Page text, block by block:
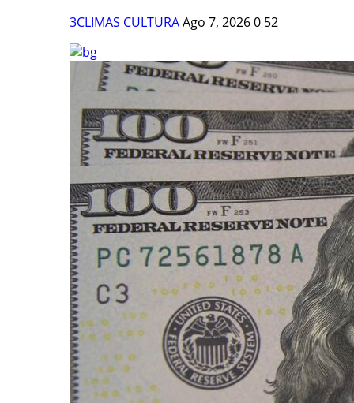
3CLIMAS CULTURAAgo 7, 20260 52